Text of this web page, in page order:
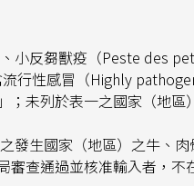
、小反芻獸疫（Peste des
行性感冒（Highly
未列於表一之國家（地區
發生國家（地區）之牛、
查通過並核准輸入者，不